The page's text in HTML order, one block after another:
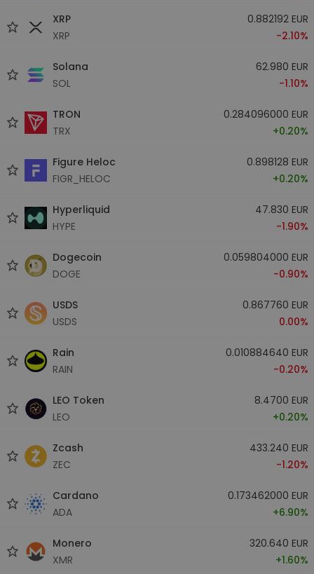
XRP
XRP
0.882192 EUR
-2.10%
Solana
SOL
62.980 EUR
-1.10%
TRON
TRX
0.284096000 EUR
+0.20%
Figure Heloc
FIGR_HELOC
0.898128 EUR
+0.20%
Hyperliquid
HYPE
47.830 EUR
-1.90%
Dogecoin
DOGE
0.059804000 EUR
-0.90%
USDS
USDS
0.867760 EUR
0.00%
Rain
RAIN
0.010884640 EUR
-0.20%
LEO Token
LEO
8.4700 EUR
+0.20%
Zcash
ZEC
433.240 EUR
-1.20%
Cardano
ADA
0.173462000 EUR
+6.90%
Monero
XMR
320.640 EUR
+1.60%